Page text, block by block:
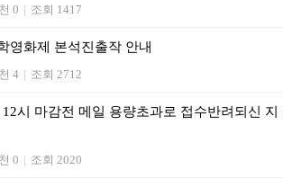
0 | 조회 1417
영화제 본석진출작 안내
4 | 조회 2712
시 마감전 메일 용량초과로 접수반려되신 지
0 | 조회 2020